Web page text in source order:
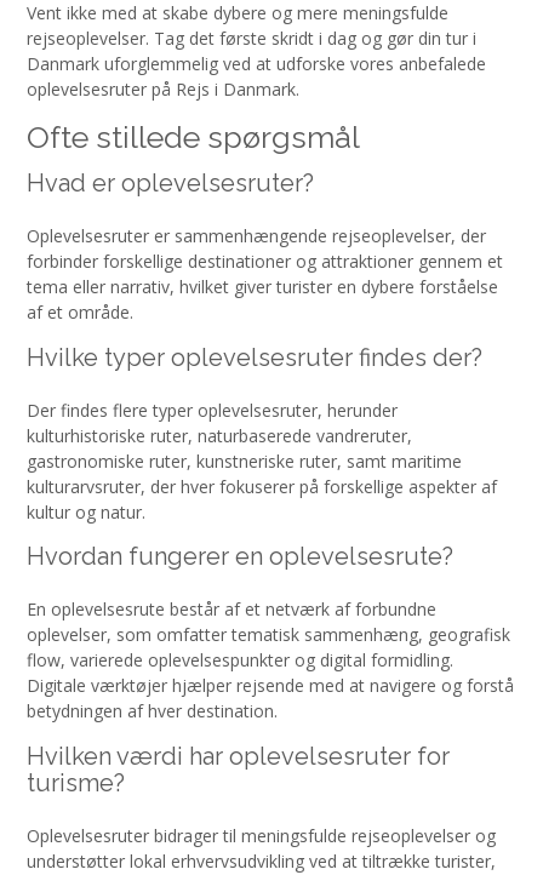
Vent ikke med at skabe dybere og mere meningsfulde
rejseoplevelser. Tag det første skridt i dag og gør din tur i
Danmark uforglemmelig ved at udforske vores anbefalede
oplevelsesruter på Rejs i Danmark.
Ofte stillede spørgsmål
Hvad er oplevelsesruter?
Oplevelsesruter er sammenhængende rejseoplevelser, der
forbinder forskellige destinationer og attraktioner gennem et
tema eller narrativ, hvilket giver turister en dybere forståelse
af et område.
Hvilke typer oplevelsesruter findes der?
Der findes flere typer oplevelsesruter, herunder
kulturhistoriske ruter, naturbaserede vandreruter,
gastronomiske ruter, kunstneriske ruter, samt maritime
kulturarvsruter, der hver fokuserer på forskellige aspekter af
kultur og natur.
Hvordan fungerer en oplevelsesrute?
En oplevelsesrute består af et netværk af forbundne
oplevelser, som omfatter tematisk sammenhæng, geografisk
flow, varierede oplevelsespunkter og digital formidling.
Digitale værktøjer hjælper rejsende med at navigere og forstå
betydningen af hver destination.
Hvilken værdi har oplevelsesruter for
turisme?
Oplevelsesruter bidrager til meningsfulde rejseoplevelser og
understøtter lokal erhvervsudvikling ved at tiltrække turister,